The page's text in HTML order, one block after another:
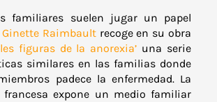
familiares suelen jugar un papel
Ginette Raimbaultrecoge en su obra
figuras de la anorexia’ una serie
similares en las familias donde
padece la enfermedad. La
francesa expone un medio familiar